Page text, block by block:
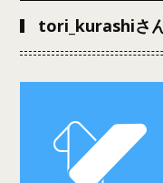
tori_kurashiさ